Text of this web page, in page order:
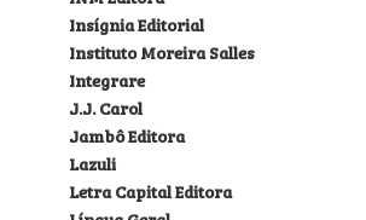
Insígnia Editorial
Instituto Moreira Salles
Integrare
J.J. Carol
Jambô Editora
Lazuli
Letra Capital Editora